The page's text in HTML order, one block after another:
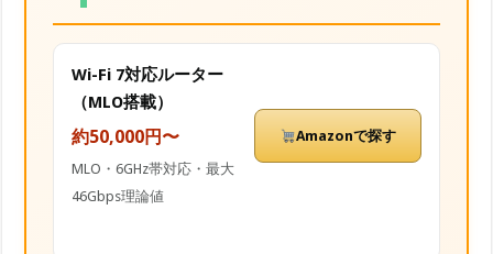
Wi-Fi 7対応ルーター
（MLO搭載）
約50,000円〜
MLO・6GHz帯対応・最大
46Gbps理論値
Amazonで探す